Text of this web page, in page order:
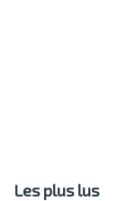
Les plus lus